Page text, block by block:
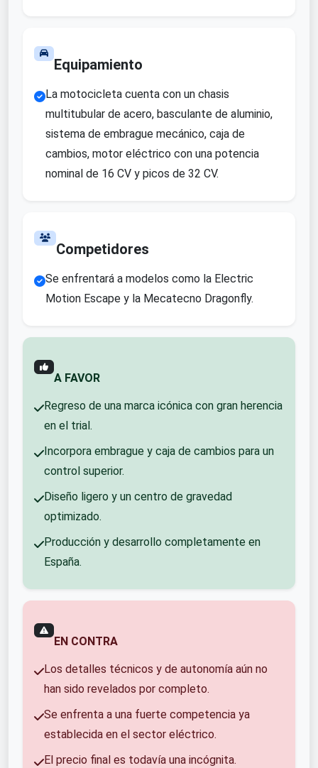
Equipamiento
La motocicleta cuenta con un chasis
multitubular de acero, basculante de aluminio,
sistema de embrague mecánico, caja de
cambios, motor eléctrico con una potencia
nominal de 16 CV y picos de 32 CV.
Competidores
Se enfrentará a modelos como la Electric
Motion Escape y la Mecatecno Dragonfly.
A FAVOR
Regreso de una marca icónica con gran herencia
en el trial.
Incorpora embrague y caja de cambios para un
control superior.
Diseño ligero y un centro de gravedad
optimizado.
Producción y desarrollo completamente en
España.
EN CONTRA
Los detalles técnicos y de autonomía aún no
han sido revelados por completo.
Se enfrenta a una fuerte competencia ya
establecida en el sector eléctrico.
El precio final es todavía una incógnita.